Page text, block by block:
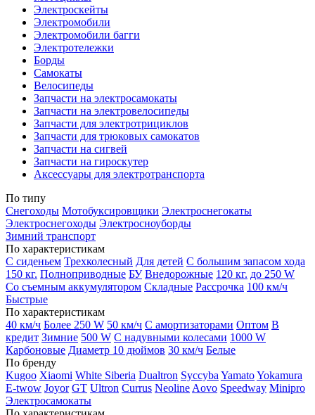
Электроскейты
Электромобили
Электромобили багги
Электротележки
Борды
Самокаты
Велосипеды
Запчасти на электросамокаты
Запчасти на электровелосипеды
Запчасти для электротрициклов
Запчасти для трюковых самокатов
Запчасти на сигвей
Запчасти на гироскутер
Аксессуары для электротранспорта
По типу
Снегоходы Мотобуксировщики Электроснегокаты
Электроснегоходы Электросноуборды
Зимний транспорт
По характеристикам
С сиденьем Трехколесный Для детей С большим запасом хода
150 кг. Полноприводные БУ Внедорожные 120 кг. до 250 W
Со съемным аккумулятором Складные Рассрочка 100 км/ч
Быстрые
По характеристикам
40 км/ч Более 250 W 50 км/ч С амортизаторами Оптом В
кредит Зимние 500 W С надувными колесами 1000 W
Карбоновые Диаметр 10 дюймов 30 км/ч Белые
По бренду
Kugoo Xiaomi White Siberia Dualtron Syccyba YamatoYokamura
E-twow Joyor GT Ultron Currus Neoline Aovo Speedway Minipro
Электросамокаты